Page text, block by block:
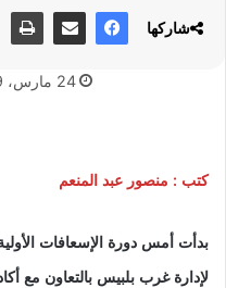
24 مارس، 2019
كتب : منصور عبد المنعم
بدأت أمس دورة الإسعافات
لإدارة غرب بلبيس بالتعاون مع
شاركها